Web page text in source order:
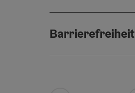
Barrierefreiheit